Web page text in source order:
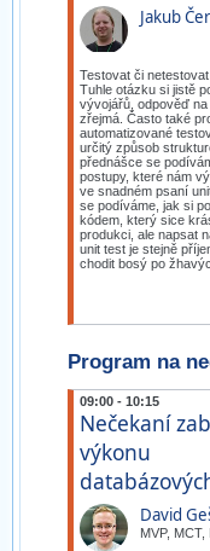
Jakub
Testovat či
Tuhle otázku si jistě
vývojářů, odpověď
zřejmá. Často také
automatizované
určitý způsob
přednášce se
postupy, které nám
ve snadném psaní
se podíváme, jak si
kódem, který sice
produkci, ale napsat
unit test je stejně
chodit bosý po
Program na
09:00 - 10:15
Nečekaní
výkonu
David
MVP, MCT,